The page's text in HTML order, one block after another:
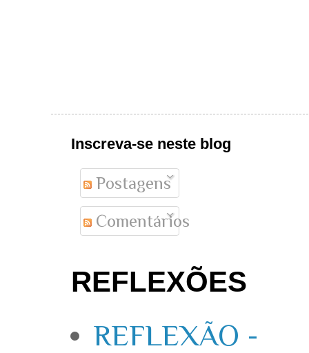
Inscreva-se neste blog
Postagens
Comentários
REFLEXÕES
REFLEXÃO -